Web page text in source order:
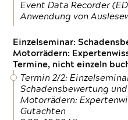
Event Data Recorder
Anwendung von
Einzelseminar:
Motorrädern:
Termine, nicht einzeln
Termin 2/2:
Schadensbewertung
Motorrädern:
Gutachten